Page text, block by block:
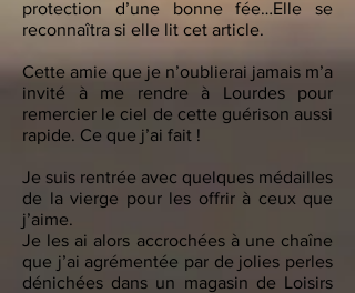
protection d’une bonne fée…Elle se
reconnaîtra si elle lit cet article.
Cette amie que je n’oublierai jamais m’a
invité à me rendre à Lourdes pour
remercier le ciel de cette guérison aussi
rapide. Ce que j’ai fait !
Je suis rentrée avec quelques médailles
de la vierge pour les offrir à ceux que
j’aime.
Je les ai alors accrochées à une chaîne
que j’ai agrémentée par de jolies perles
dénichées dans un magasin de Loisirs